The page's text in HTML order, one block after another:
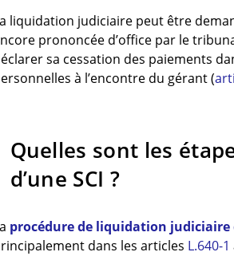
liquidation judiciaire peut être
prononcée d’office par le
sa cessation des paiements
à l’encontre du gérant (
Quelles sont les
d’une SCI ?
procédure de liquidation judiciaire
dans les articles L.640-1